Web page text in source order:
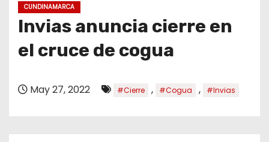
CUNDINAMARCA
Invias anuncia cierre en
el cruce de cogua
May 27, 2022 #Cierre , #Cogua , #Invias